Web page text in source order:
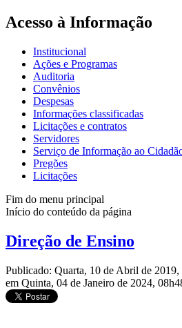
Acesso à Informação
Institucional
Ações e Programas
Auditoria
Convênios
Despesas
Informações classificadas
Licitações e contratos
Servidores
Serviço de Informação ao
Pregões
Licitações
Fim do menu principal
Início do conteúdo da página
Direção de Ensino
Publicado: Quarta, 10 de Abril de 2019,
em Quinta, 04 de Janeiro de 2024,